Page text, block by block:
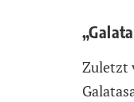
Zuletzt